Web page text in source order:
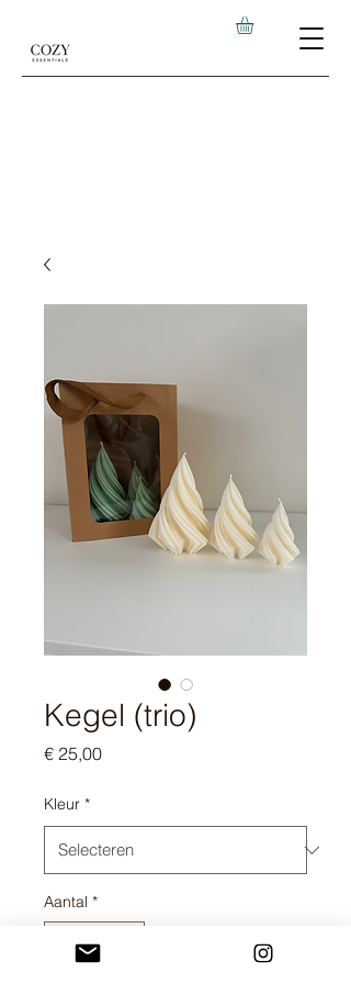
Kegel (trio)
€ 25,00Prijs
Kleur *
Aantal *